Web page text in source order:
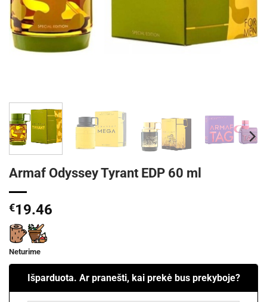
Armaf Odyssey Tyrant EDP 60 ml
€19.46
Neturime
Išparduota. Ar pranešti, kai prekė bus prekyboje?